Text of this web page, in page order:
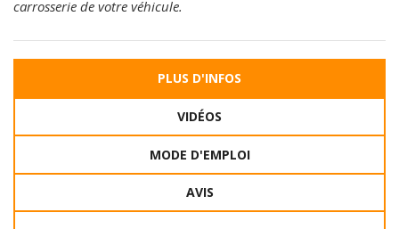
carrosserie de votre véhicule.
PLUS D'INFOS
VIDÉOS
MODE D'EMPLOI
AVIS